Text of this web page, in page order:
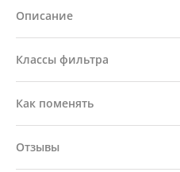
Описание
Классы фильтра
Как поменять
Отзывы